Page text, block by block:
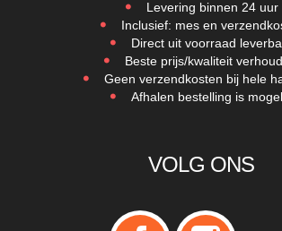
Levering binnen 24 uur
Inclusief: mes en
Direct uit voorraad
Beste prijs/kwaliteit
Geen verzendkosten bij hele
Afhalen bestelling is
VOLG ONS